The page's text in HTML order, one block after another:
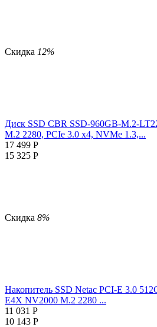
Скидка 12%
Диск SSD CBR SSD-960GB-M.2-
M.2 2280, PCIe 3.0 x4, NVMe 1.3,...
17 499 Р
15 325 Р
Скидка 8%
Накопитель SSD Netac PCI-E 3.0
E4X NV2000 M.2 2280 ...
11 031 Р
10 143 Р